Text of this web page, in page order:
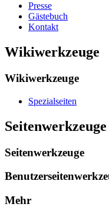
Presse
Gästebuch
Kontakt
Wikiwerkzeuge
Wikiwerkzeuge
Spezialseiten
Seitenwerkzeuge
Seitenwerkzeuge
Mehr